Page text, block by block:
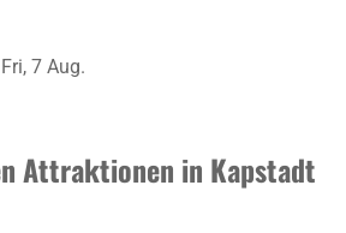
7 Aug.
Attraktionen in Kapstadt